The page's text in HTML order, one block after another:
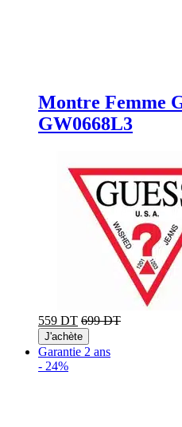
Montre Femme
GW0668L3
559 DT 699 DT
J'achète
Garantie 2 ans
- 24%